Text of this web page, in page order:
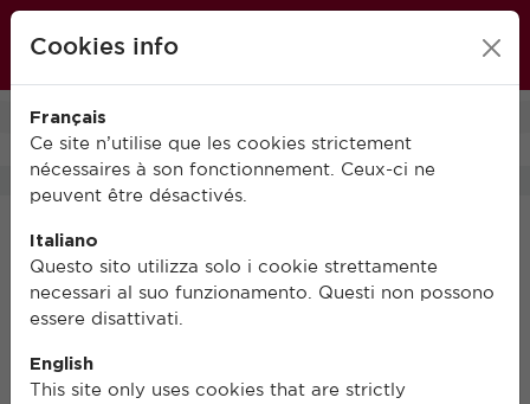
Cookies info
Français
Ce site n’utilise que les cookies strictement
nécessaires à son fonctionnement. Ceux-ci ne
peuvent être désactivés.
Italiano
Questo sito utilizza solo i cookie strettamente
necessari al suo funzionamento. Questi non possono
essere disattivati.
English
This site only uses cookies that are strictly